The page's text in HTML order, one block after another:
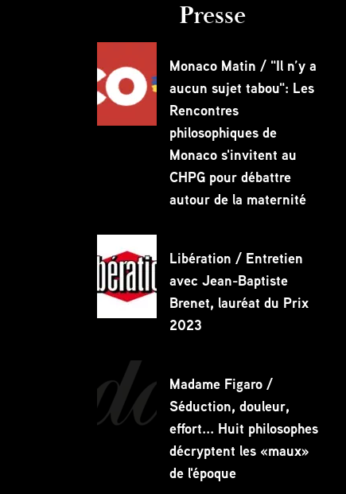
Presse
Monaco Matin / "Il n’y a
aucun sujet tabou": Les
Rencontres
philosophiques de
Monaco s'invitent au
CHPG pour débattre
autour de la maternité
Libération / Entretien
avec Jean-Baptiste
Brenet, lauréat du Prix
2023
Madame Figaro /
Séduction, douleur,
effort... Huit philosophes
décryptent les «maux»
de l'époque